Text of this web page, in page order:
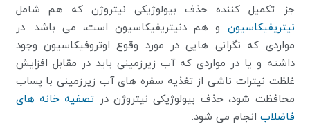
جز تکمیل کننده حذف بیولوژیکی نیتروژن که هم شامل
نیتریفیکاسیون و هم دنیتریفیکاسیون است، می باشد. در
مواردی که نگرانی هایی در مورد وقوع اوتروفیکاسیون وجود
داشته و یا در مواردی که آب زیرزمینی باید در مقابل افزایش
غلظت نیترات ناشی از تغذیه سفره های آب زیرزمینی با پساب
محافظت شود، حذف بیولوژیکی نیتروژن در تصفیه خانه های
فاضلاب انجام می شود.